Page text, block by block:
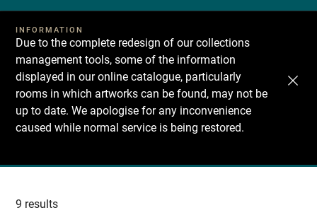
INFORMATION
Due to the complete redesign of our collections
management tools, some of the information
displayed in our online catalogue, particularly
rooms in which artworks can be found, may not be
up to date. We apologise for any inconvenience
caused while normal service is being restored.
Recherche
collections
9 results